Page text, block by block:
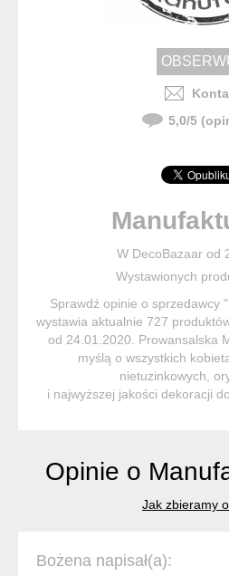
5,0/5
W DecoBazaar od
Wystawionych
Sprawdź opinie o sprzedawcy
wystawia aktualnie 727
od 24.01.2020. Prowansalska
myślą o wszystkich
nietuzinkowych,
i najwyższej jakości dekoracji
Opinie o
Jak zbieramy
Bożena napisał(a):